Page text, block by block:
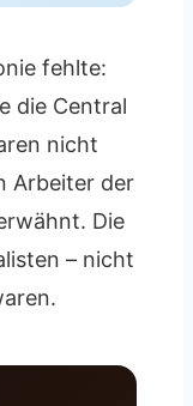
fehlte:
die Central
nicht
Arbeiter der
Die
– nicht